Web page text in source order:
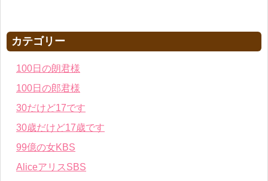
カテゴリー
100日の朗君様
100日の郎君様
30だけど17です
30歳だけど17歳です
99億の女KBS
AliceアリスSBS